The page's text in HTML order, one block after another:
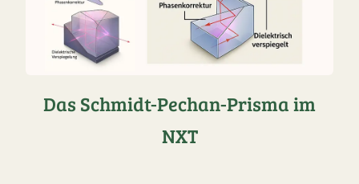
Das Schmidt-Pechan-Prisma im
NXT